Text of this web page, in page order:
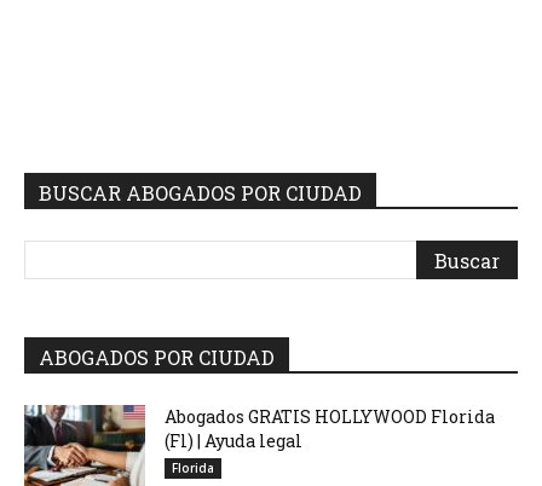
BUSCAR ABOGADOS POR CIUDAD
ABOGADOS POR CIUDAD
Abogados GRATIS HOLLYWOOD Florida
(Fl) | Ayuda legal
Florida